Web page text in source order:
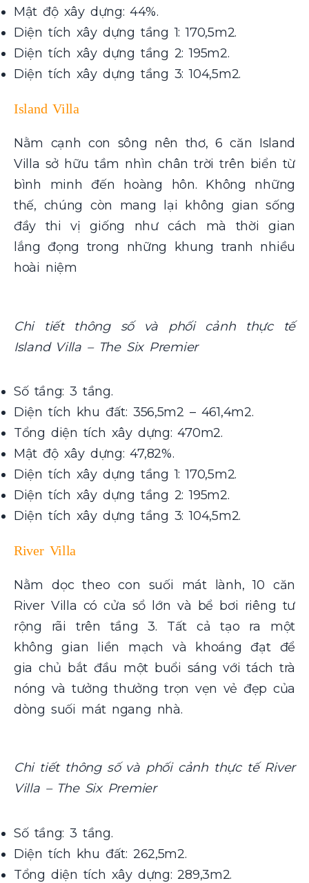
Mật độ xây dựng: 44%.
Diện tích xây dựng tầng 1: 170,5m2.
Diện tích xây dựng tầng 2: 195m2.
Diện tích xây dựng tầng 3: 104,5m2.
Island Villa
Nằm cạnh con sông nên thơ, 6 căn Island
Villa sở hữu tầm nhìn chân trời trên biển từ
bình minh đến hoàng hôn. Không những
thế, chúng còn mang lại không gian sống
đầy thi vị giống như cách mà thời gian
lắng đọng trong những khung tranh nhiều
hoài niệm
Chi tiết thông số và phối cảnh thực tế
Island Villa – The Six Premier
Số tầng: 3 tầng.
Diện tích khu đất: 356,5m2 – 461,4m2.
Tổng diện tích xây dựng: 470m2.
Mật độ xây dựng: 47,82%.
Diện tích xây dựng tầng 1: 170,5m2.
Diện tích xây dựng tầng 2: 195m2.
Diện tích xây dựng tầng 3: 104,5m2.
River Villa
Nằm dọc theo con suối mát lành, 10 căn
River Villa có cửa sổ lớn và bể bơi riêng tư
rộng rãi trên tầng 3. Tất cả tạo ra một
không gian liền mạch và khoáng đạt để
gia chủ bắt đầu một buổi sáng với tách trà
nóng và tưởng thưởng trọn vẹn vẻ đẹp của
dòng suối mát ngang nhà.
Chi tiết thông số và phối cảnh thực tế River
Villa – The Six Premier
Số tầng: 3 tầng.
Diện tích khu đất: 262,5m2.
Tổng diện tích xây dựng: 289,3m2.